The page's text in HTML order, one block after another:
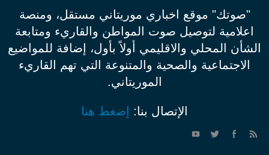
"صوتك" موقع اخباري موريتاني مستقل، ومنصة
اعلامية لتوصيل صوت المواطن والقاريء ومتابعة
الشأن المحلي والاقليمي أولاً بأول، إضافة للمواضيع
الاجتماعية والصحية والمتنوعة التي تهم القاريء
الموريتاني.
الإتصال بنا: إضغط هنا